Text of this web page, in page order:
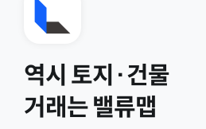
역시 토지·건물
거래는 밸류맵